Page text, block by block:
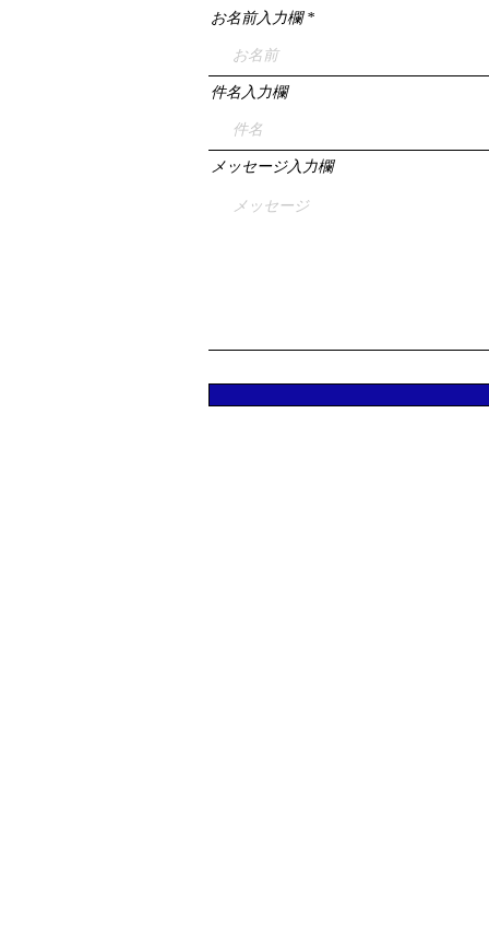
お名前入力欄
件名入力欄
メッセージ入力欄